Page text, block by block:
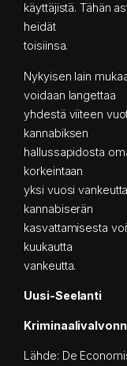
käyttäjistä. Tähän
heidät
toisiinsa.
Nykyisen lain
voidaan langettaa
yhdestä viiteen
kannabiksen
hallussapidosta
korkeintaan
yksi vuosi
kannabiserän
kasvattamisesta
kuukautta
vankeutta.
Uusi-Seelanti
Lähde: De